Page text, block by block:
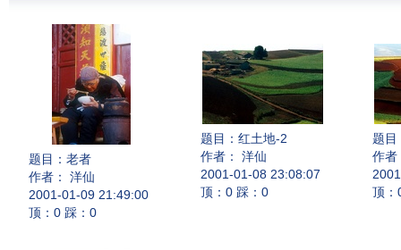
题目： 老者
作者： 洋仙
2001-01-09 21:49:00
顶：0 踩：0
题目： 红土地-2
作者： 洋仙
2001-01-08 23:08:07
顶：0 踩：0
题目
作者
顶：